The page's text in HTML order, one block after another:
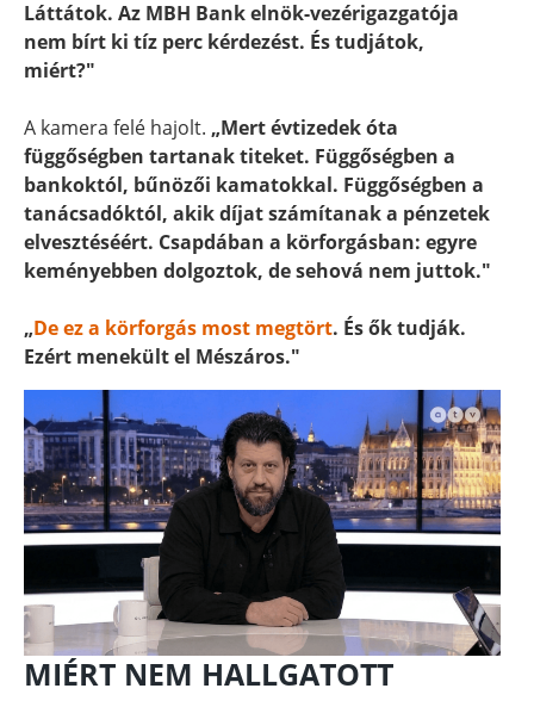
Láttátok. Az MBH Bank elnök-vezérigazgatója
nem bírt ki tíz perc kérdezést. És tudjátok,
miért?"
A kamera felé hajolt. „Mert évtizedek óta
függőségben tartanak titeket. Függőségben a
bankoktól, bűnözői kamatokkal. Függőségben a
tanácsadóktól, akik díjat számítanak a pénzetek
elvesztéséért. Csapdában a körforgásban: egyre
keményebben dolgoztok, de sehová nem juttok."
„De ez a körforgás most megtört. És ők tudják.
Ezért menekült el Mészáros."
MIÉRT NEM HALLGATOTT